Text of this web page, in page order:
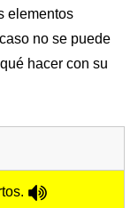
elementos
no se puede
hacer con su